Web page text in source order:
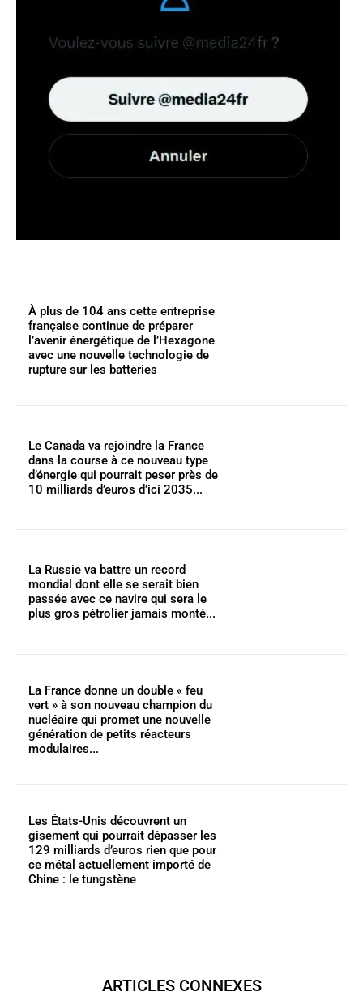
À plus de 104 ans cette entreprise
française continue de préparer
l’avenir énergétique de l’Hexagone
avec une nouvelle technologie de
rupture sur les batteries
Le Canada va rejoindre la France
dans la course à ce nouveau type
d’énergie qui pourrait peser près de
10 milliards d’euros d’ici 2035...
La Russie va battre un record
mondial dont elle se serait bien
passée avec ce navire qui sera le
plus gros pétrolier jamais monté...
La France donne un double « feu
vert » à son nouveau champion du
nucléaire qui promet une nouvelle
génération de petits réacteurs
modulaires...
Les États-Unis découvrent un
gisement qui pourrait dépasser les
129 milliards d’euros rien que pour
ce métal actuellement importé de
Chine : le tungstène
ARTICLES CONNEXES